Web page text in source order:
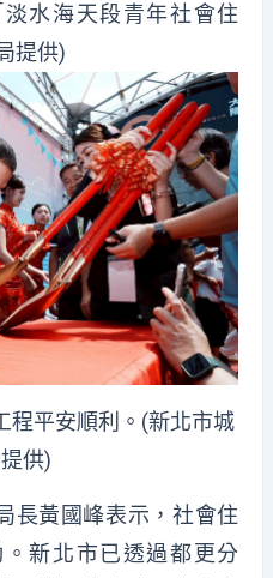
水海天段青年社會住
提供)
程平安順利。(新北市城
供)
長黃國峰表示，社會住
新北市已透過都更分